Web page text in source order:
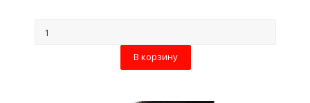
В корзину